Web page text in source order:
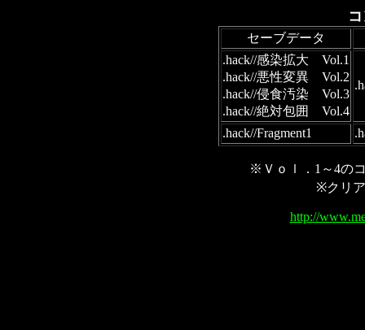
セーブデータ
.hack//感染拡大 Vol.1
.hack//悪性変異 Vol.2
.hack//侵食汚染 Vol.3
.hack//絶対包囲 Vol.4
.hack//Fragment1
※Ｖｏｌ．1～4の
※クリ
http://